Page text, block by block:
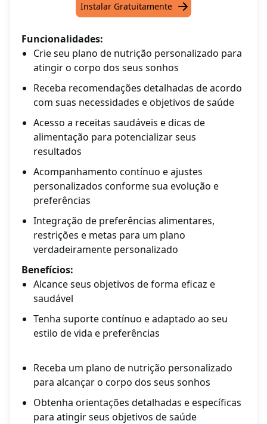
Instalar Gratuitamente
Funcionalidades:
Crie seu plano de nutrição personalizado para
atingir o corpo dos seus sonhos
Receba recomendações detalhadas de acordo
com suas necessidades e objetivos de saúde
Acesso a receitas saudáveis e dicas de
alimentação para potencializar seus
resultados
Acompanhamento contínuo e ajustes
personalizados conforme sua evolução e
preferências
Integração de preferências alimentares,
restrições e metas para um plano
verdadeiramente personalizado
Benefícios:
Alcance seus objetivos de forma eficaz e
saudável
Tenha suporte contínuo e adaptado ao seu
estilo de vida e preferências
Receba um plano de nutrição personalizado
para alcançar o corpo dos seus sonhos
Obtenha orientações detalhadas e específicas
para atingir seus objetivos de saúde